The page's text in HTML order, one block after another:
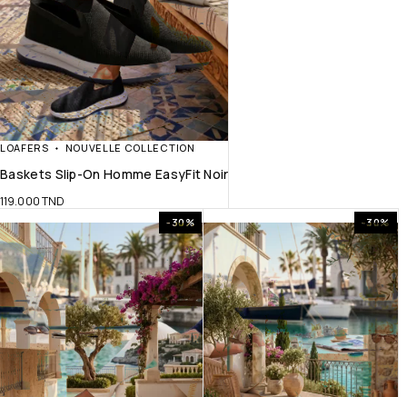
LOAFERS NOUVELLE COLLECTION
Baskets Slip-On Homme EasyFit Noir
119.000TND
-30% -30%